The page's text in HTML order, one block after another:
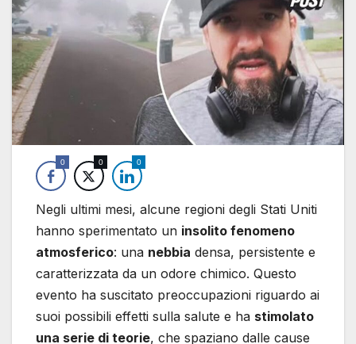
0 0 0
Negli ultimi mesi, alcune regioni degli Stati Uniti
hanno sperimentato un insolito fenomeno
atmosferico: una nebbia densa, persistente e
caratterizzata da un odore chimico. Questo
evento ha suscitato preoccupazioni riguardo ai
suoi possibili effetti sulla salute e ha stimolato
una serie di teorie, che spaziano dalle cause